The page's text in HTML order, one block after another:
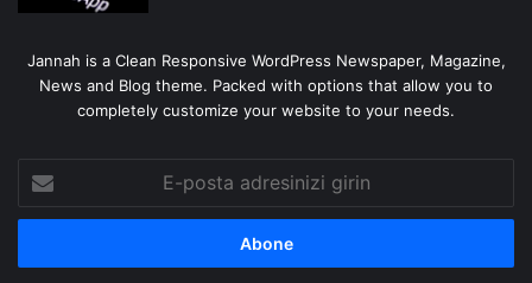
Jannah is a Clean Responsive WordPress Newspaper, Magazine,
News and Blog theme. Packed with options that allow you to
completely customize your website to your needs.
posta
adresinizi